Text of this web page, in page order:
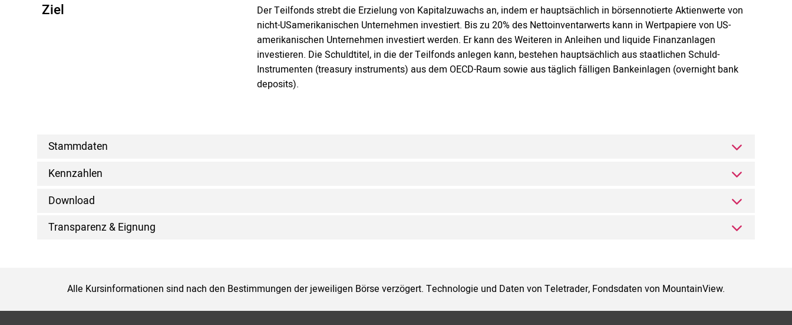
Ziel
Der Teilfonds strebt die Erzielung von Kapitalzuwachs an, indem er hauptsächlich in börsennotierte Aktienwerte von
nicht-USamerikanischen Unternehmen investiert. Bis zu 20% des Nettoinventarwerts kann in Wertpapiere von US-
amerikanischen Unternehmen investiert werden. Er kann des Weiteren in Anleihen und liquide Finanzanlagen
investieren. Die Schuldtitel, in die der Teilfonds anlegen kann, bestehen hauptsächlich aus staatlichen Schuld-
Instrumenten (treasury instruments) aus dem OECD-Raum sowie aus täglich fälligen Bankeinlagen (overnight bank
deposits).
Stammdaten
Kennzahlen
Download
Transparenz & Eignung
Alle Kursinformationen sind nach den Bestimmungen der jeweiligen Börse verzögert. Technologie und Daten von Teletrader, Fondsdaten von MountainView.